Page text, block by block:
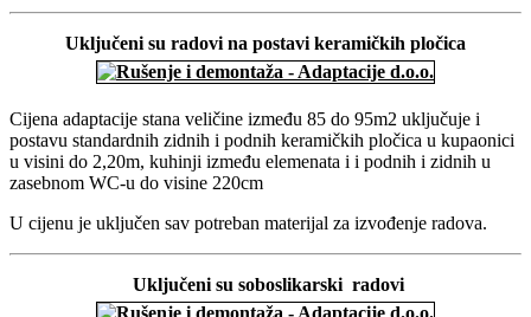
Uključeni su radovi na postavi keramičkih pločica
Cijena adaptacije stana veličine između 85 do 95m2 uključuje i
postavu standardnih zidnih i podnih keramičkih pločica u kupaonici
u visini do 2,20m, kuhinji između elemenata i i podnih i zidnih u
zasebnom WC-u do visine 220cm
U cijenu je uključen sav potreban materijal za izvođenje radova.
Uključeni su soboslikarski radovi